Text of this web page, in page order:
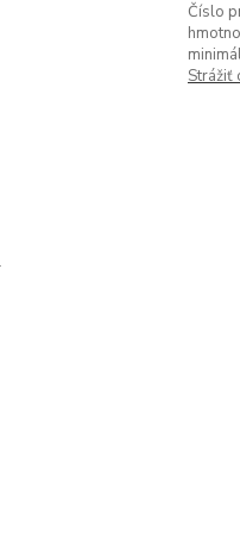
Číslo
Strážiť